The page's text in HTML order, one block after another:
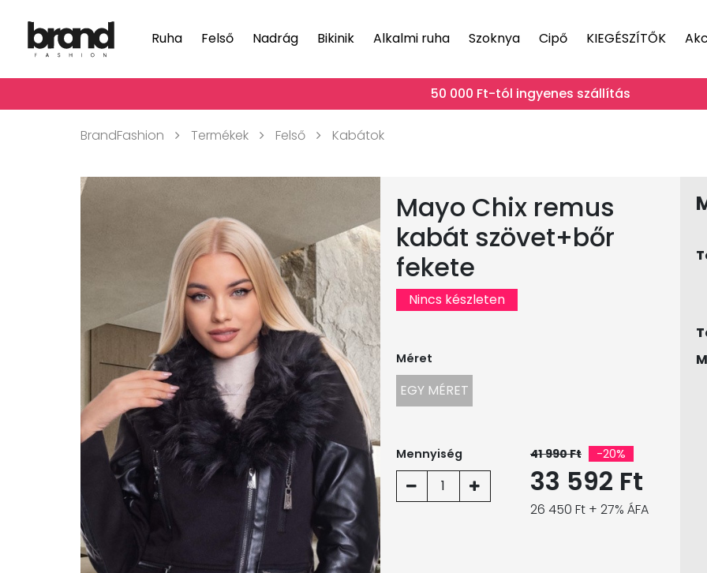
Ruha Felső Nadrág Bikinik Alkalmi ruha Szoknya Cipő KIEGÉSZÍTŐK
50 000 Ft-tól ingyenes szállítás
BrandFashion Termékek Felső Kabátok
Mayo Chix remus
kabát szövet+bőr
fekete
Nincs készleten
Méret
EGY MÉRET
Mennyiség
1
41 990 Ft -20%
33 592 Ft
26 450 Ft + 27% ÁFA